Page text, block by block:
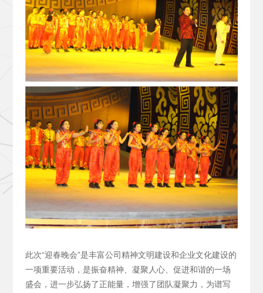
此次“迎春晚会”是丰富公司精神文明建设和企业文化建设的
一项重要活动，是振奋精神、凝聚人心、促进和谐的一场
盛会，进一步弘扬了正能量，增强了团队凝聚力，为谱写